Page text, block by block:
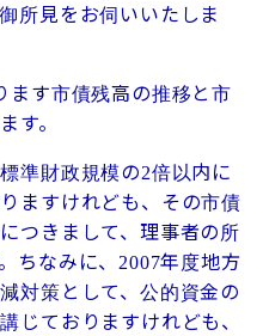
所見をお伺いいたしま
ます市債残高の推移と市
す。
準財政規模の2倍以内に
ますけれども、その市債
つきまして、理事者の所
ちなみに、2007年度地方
対策として、公的資金の
じておりますけれども、